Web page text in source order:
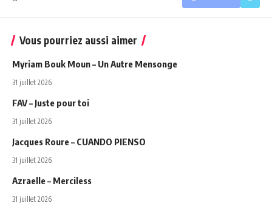
Vous pourriez aussi aimer
Myriam Bouk Moun – Un Autre Mensonge
31 juillet 2026
FAV – Juste pour toi
31 juillet 2026
Jacques Roure – CUANDO PIENSO
31 juillet 2026
Azraelle – Merciless
31 juillet 2026